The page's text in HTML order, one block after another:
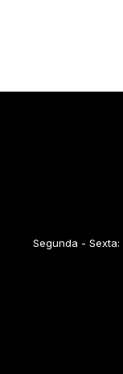
Segunda - Sexta: